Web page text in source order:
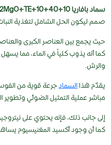
سماد بافاريا 10+40+10+2MgO+TE
صمم ليكون الحل الشامل لتغذية
حيث يجمع بين العناصر الكبرى
كما أنه يذوب كلياً في الماء، مما
والرش.
يقدّم هذا السماد
مباشر عملية التمثيل الضوئي وتطوير
إلى جانب ذلك، فإنه يحتوي على
كما أن وجود أكسيد المغنيسيوم